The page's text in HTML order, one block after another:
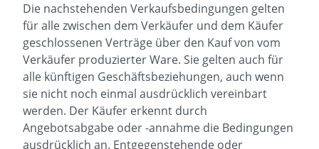
Die nachstehenden Verkaufsbedingungen gelten
für alle zwischen dem Verkäufer und dem Käufer
geschlossenen Verträge über den Kauf von vom
Verkäufer produzierter Ware. Sie gelten auch für
alle künftigen Geschäftsbeziehungen, auch wenn
sie nicht noch einmal ausdrücklich vereinbart
werden. Der Käufer erkennt durch
Angebotsabgabe oder -annahme die Bedingungen
ausdrücklich an. Entgegenstehende oder